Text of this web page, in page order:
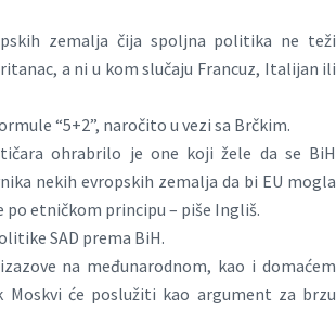
zemalja čija spoljna politika ne teži
a ni u kom slučaju Francuz, Italijan ili
“5+2”, naročito u vezi sa Brčkim.
ohrabrilo je one koji žele da se BiH
nekih evropskih zemalja da bi EU mogla
po etničkom principu – piše Ingliš.
SAD prema BiH.
na međunarodnom, kao i domaćem
Moskvi će poslužiti kao argument za brzu